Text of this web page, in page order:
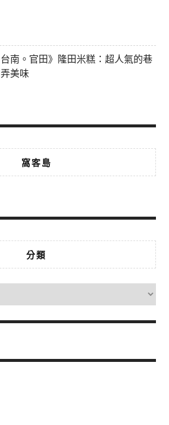
台南。官田》隆田米糕：超人氣的巷
弄美味
窩客島
分類